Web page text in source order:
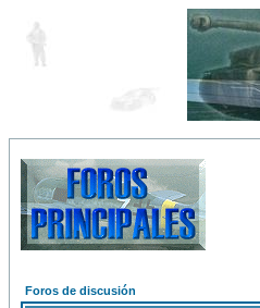
Foros de discusión